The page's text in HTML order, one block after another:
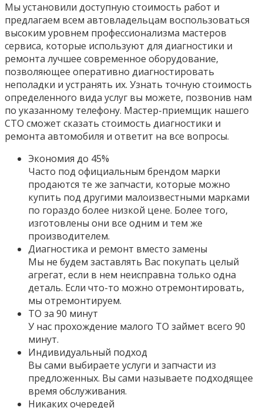
Мы установили доступную стоимость работ и
предлагаем всем автовладельцам воспользоваться
высоким уровнем профессионализма мастеров
сервиса, которые используют для диагностики и
ремонта лучшее современное оборудование,
позволяющее оперативно диагностировать
неполадки и устранять их. Узнать точную стоимость
определенного вида услуг вы можете, позвонив нам
по указанному телефону. Мастер-приемщик нашего
СТО сможет сказать стоимость диагностики и
ремонта автомобиля и ответит на все вопросы.
Экономия до 45%
Часто под официальным брендом марки
продаются те же запчасти, которые можно
купить под другими малоизвестными марками
по гораздо более низкой цене. Более того,
изготовлены они все одним и тем же
производителем.
Диагностика и ремонт вместо замены
Мы не будем заставлять Вас покупать целый
агрегат, если в нем неисправна только одна
деталь. Если что-то можно отремонтировать,
мы отремонтируем.
ТО за 90 минут
У нас прохождение малого ТО займет всего 90
минут.
Индивидуальный подход
Вы сами выбираете услуги и запчасти из
предложенных. Вы сами называете подходящее
время обслуживания.
Никаких очередей